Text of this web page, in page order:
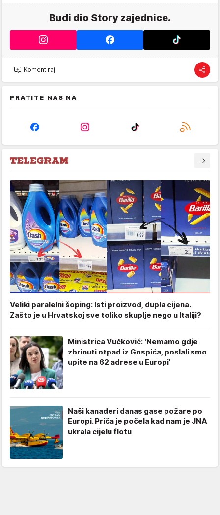
Budi dio Story zajednice.
Komentiraj
PRATITE NAS NA
Veliki paralelni šoping: Isti proizvod, dupla cijena.
Zašto je u Hrvatskoj sve toliko skuplje nego u Italiji?
Ministrica Vučković: 'Nemamo gdje
zbrinuti otpad iz Gospića, poslali smo
upite na 62 adrese u Europi'
Naši kanaderi danas gase požare po
Europi. Priča je počela kad nam je JNA
ukrala cijelu flotu